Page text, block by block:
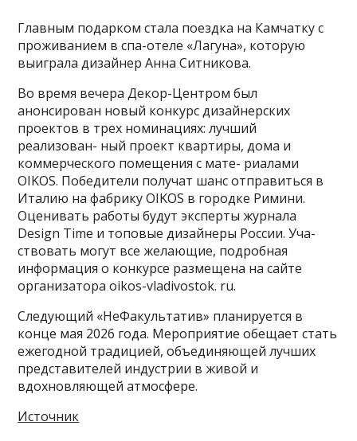
Главным подарком стала поездка на Камчатку с
проживанием в спа-отеле «Лагуна», которую
выиграла дизайнер Анна Ситникова.
Во время вечера Декор-Центром был
анонсирован новый конкурс дизайнерских
проектов в трех номинациях: лучший
реализован- ный проект квартиры, дома и
коммерческого помещения с мате- риалами
OIKOS. Победители получат шанс отправиться в
Италию на фабрику OIKOS в городке Римини.
Оценивать работы будут эксперты журнала
Design Time и топовые дизайнеры России. Уча-
ствовать могут все желающие, подробная
информация о конкурсе размещена на сайте
организатора oikos-vladivostok. ru.
Следующий «НеФакультатив» планируется в
конце мая 2026 года. Мероприятие обещает стать
ежегодной традицией, объединяющей лучших
представителей индустрии в живой и
вдохновляющей атмосфере.
Источник